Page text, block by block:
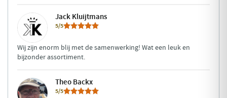
Jack Kluijtmans
5/5
Wij zijn enorm blij met de samenwerking! Wat een leuk en
bijzonder assortiment.
Theo Backx
5/5